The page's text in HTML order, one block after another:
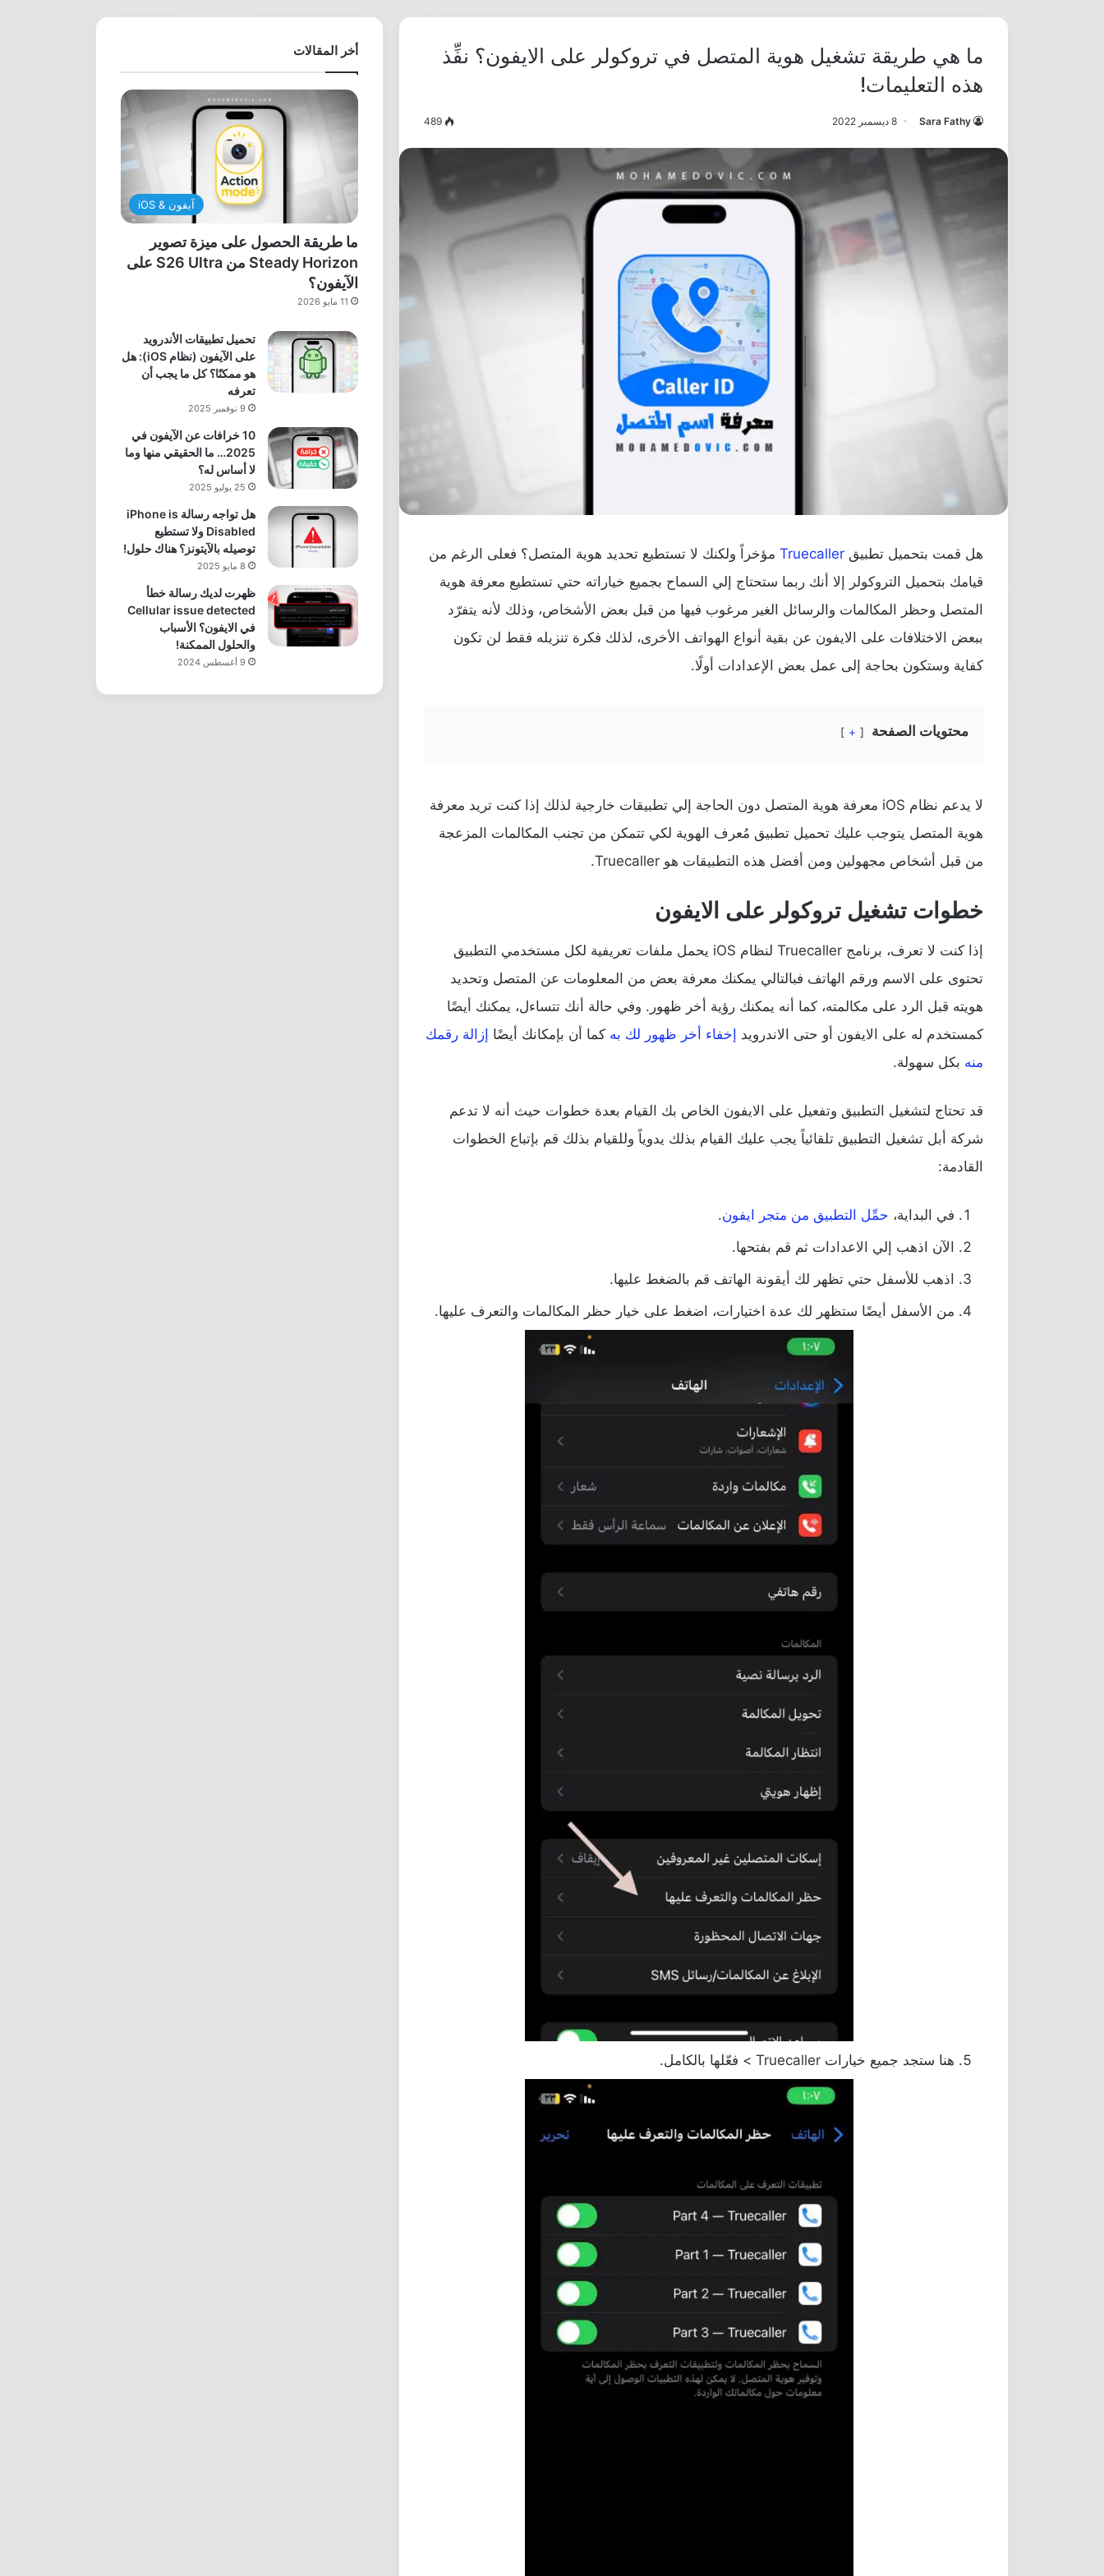
ما هي طريقة تشغيل هوية المتصل في تروكولر على الايفون؟ نفِّذ
هذه التعليمات!
Sara Fathy 8 ديسمبر 2022 489
هل قمت بتحميل تطبيق Truecallerمؤخراً ولكنك لا تستطيع تحديد هوية المتصل؟ فعلى الرغم من
قيامك بتحميل التروكولر إلا أنك ربما ستحتاج إلي السماح بجميع خياراته حتي تستطيع معرفة هوية
المتصل وحظر المكالمات والرسائل الغير مرغوب فيها من قبل بعض الأشخاص، وذلك لأنه يتفرّد
ببعض الاختلافات على الايفون عن بقية أنواع الهواتف الأخرى، لذلك فكرة تنزيله فقط لن تكون
كفاية وستكون بحاجة إلى عمل بعض الإعدادات أولًا.
محتويات الصفحة +
لا يدعم نظام iOS معرفة هوية المتصل دون الحاجة إلي تطبيقات خارجية لذلك إذا كنت تريد معرفة
هوية المتصل يتوجب عليك تحميل تطبيق مُعرف الهوية لكي تتمكن من تجنب المكالمات المزعجة
من قبل أشخاص مجهولين ومن أفضل هذه التطبيقات هو Truecaller.
خطوات تشغيل تروكولر على الايفون
إذا كنت لا تعرف، برنامج Truecaller لنظام iOS يحمل ملفات تعريفية لكل مستخدمي التطبيق
تحتوى على الاسم ورقم الهاتف فبالتالي يمكنك معرفة بعض من المعلومات عن المتصل وتحديد
هويته قبل الرد على مكالمته، كما أنه يمكنك رؤية أخر ظهور. وفي حالة أنك تتساءل، يمكنك أيضًا
كمستخدم له على الايفون أو حتى الاندرويد إخفاء أخر ظهور لك به كما أن بإمكانك أيضًا إزالة رقمك
منه بكل سهولة.
قد تحتاج لتشغيل التطبيق وتفعيل على الايفون الخاص بك القيام بعدة خطوات حيث أنه لا تدعم
شركة أبل تشغيل التطبيق تلقائياً يجب عليك القيام بذلك يدوياً وللقيام بذلك قم بإتباع الخطوات
القادمة:
في البداية، حمِّل التطبيق من متجر ايفون.
الآن اذهب إلي الاعدادات ثم قم بفتحها.
اذهب للأسفل حتي تظهر لك أيقونة الهاتف قم بالضغط عليها.
من الأسفل أيضًا ستظهر لك عدة اختيارات، اضغط على خيار حظر المكالمات والتعرف عليها.
هنا ستجد جميع خيارات Truecaller > فعّلها بالكامل.
أخر المقالات
آيفون & iOS
ما طريقة الحصول على ميزة تصوير
Steady Horizon من S26 Ultra على
الآيفون؟
11 مايو 2026
تحميل تطبيقات الأندرويد
على الآيفون (نظام iOS): هل
هو ممكنًا؟ كل ما يجب أن
تعرفه
9 نوفمبر 2025
10 خرافات عن الآيفون في
2025… ما الحقيقي منها وما
لا أساس له؟
25 يوليو 2025
هل تواجه رسالة iPhone is
Disabled ولا تستطيع
توصيله بالآيتونز؟ هناك حلول!
8 مايو 2025
ظهرت لديك رسالة خطأ
Cellular issue detected
في الايفون؟ الأسباب
والحلول الممكنة!
9 أغسطس 2024